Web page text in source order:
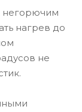
негорючим
нагрев до
не